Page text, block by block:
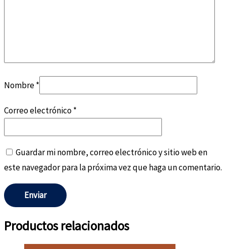
Nombre*
Correo electrónico*
Guardar mi nombre, correo electrónico y sitio web en
este navegador para la próxima vez que haga un comentario.
Productos relacionados